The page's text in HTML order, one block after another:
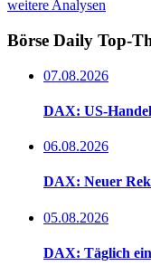
weitere Analysen
Börse Daily Top-
07.08.2026
DAX: US-
06.08.2026
DAX: Neuer
05.08.2026
DAX: Täglich